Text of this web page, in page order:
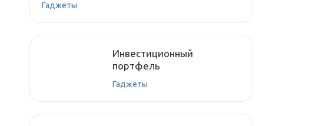
Гаджеты
Инвестиционный
портфель
Гаджеты